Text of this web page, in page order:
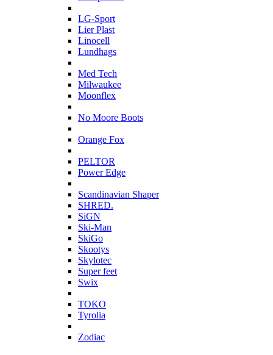
LG-Sport
Lier Plast
Linocell
Lundhags
Med Tech
Milwaukee
Moonflex
No Moore Boots
Orange Fox
PELTOR
Power Edge
Scandinavian Shaper
SHRED.
SiGN
Ski-Man
SkiGo
Skootys
Skylotec
Super feet
Swix
TOKO
Tyrolia
Zodiac